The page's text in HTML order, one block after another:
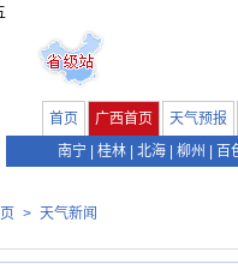
首页 广西首页 天气预报
南宁
桂林 北海 柳州 百
> 天气新闻